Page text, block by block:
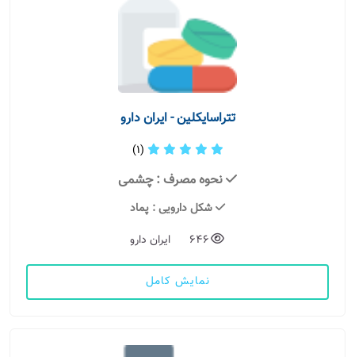
تتراسایکلین - ایران دارو
(1)
نحوه مصرف : چشمی
شکل دارویی: پماد
646
ایران دارو
نمایش کامل